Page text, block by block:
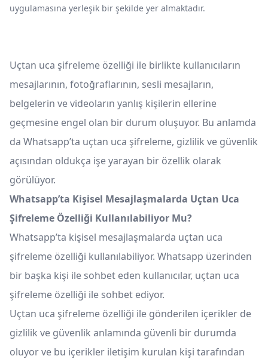
uygulamasına yerleşik bir şekilde yer almaktadır.
Uçtan uca şifreleme özelliği ile birlikte kullanıcıların
mesajlarının, fotoğraflarının, sesli mesajların,
belgelerin ve videoların yanlış kişilerin ellerine
geçmesine engel olan bir durum oluşuyor. Bu anlamda
da Whatsapp’ta uçtan uca şifreleme, gizlilik ve güvenlik
açısından oldukça işe yarayan bir özellik olarak
görülüyor.
Whatsapp’ta Kişisel Mesajlaşmalarda Uçtan Uca
Şifreleme Özelliği Kullanılabiliyor Mu?
Whatsapp’ta kişisel mesajlaşmalarda uçtan uca
şifreleme özelliği kullanılabiliyor. Whatsapp üzerinden
bir başka kişi ile sohbet eden kullanıcılar, uçtan uca
şifreleme özelliği ile sohbet ediyor.
Uçtan uca şifreleme özelliği ile gönderilen içerikler de
gizlilik ve güvenlik anlamında güvenli bir durumda
oluyor ve bu içerikler iletişim kurulan kişi tarafından